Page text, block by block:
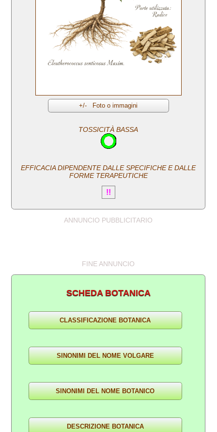
TOSSICITÀ BASSA
EFFICACIA DIPENDENTE DALLE SPECIFICHE E DALLE
FORME TERAPEUTICHE
!!
ANNUNCIO PUBBLICITARIO
FINE ANNUNCIO
SCHEDA BOTANICA